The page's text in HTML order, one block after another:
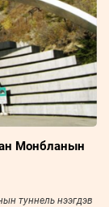
Монбланын
туннель нээгдэв